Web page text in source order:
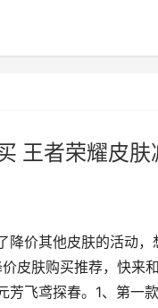
王者荣耀皮肤
降价其他皮肤的活动
皮肤购买推荐，快来
飞鸢探春。1、第一